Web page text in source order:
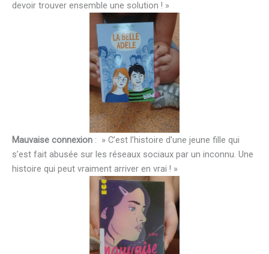
devoir trouver ensemble une solution ! »
Mauvaise connexion : » C’est l’histoire d’une jeune fille qui
s’est fait abusée sur les réseaux sociaux par un inconnu. Une
histoire qui peut vraiment arriver en vrai ! »